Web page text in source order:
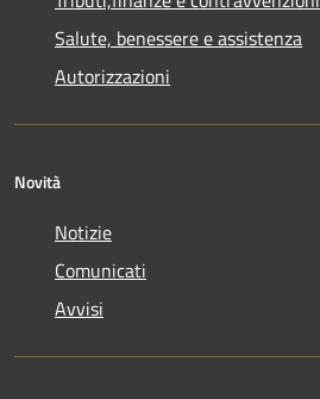
Salute, benessere e assistenza
Autorizzazioni
Novità
Notizie
Comunicati
Avvisi